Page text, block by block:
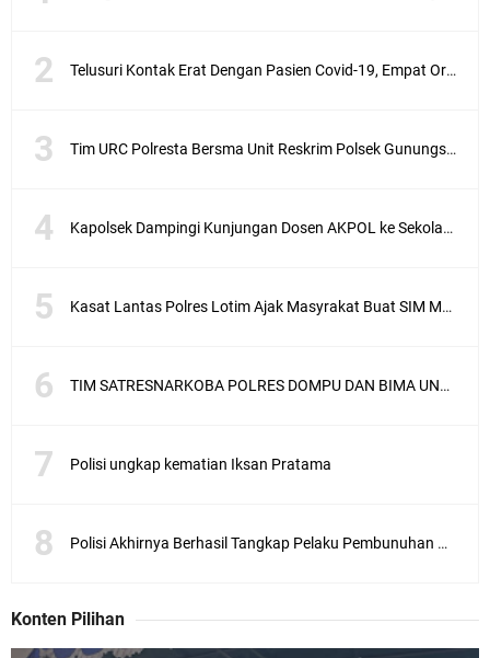
Telusuri Kontak Erat Dengan Pasien Covid-19, Empat Orang di Desa Kedaro Sekotong Dirapid
Tim URC Polresta Bersma Unit Reskrim Polsek Gunungsari Tangkap Pelaku Curanmor
Kapolsek Dampingi Kunjungan Dosen AKPOL ke Sekolah Rakyat Gunungsari
Kasat Lantas Polres Lotim Ajak Masyrakat Buat SIM Melalui SATPAS Bukan Calo
TIM SATRESNARKOBA POLRES DOMPU DAN BIMA UNGKAP KASUS NARKOBA VIA JASA PENGIRIMAN BARANG JNE
Polisi ungkap kematian Iksan Pratama
Polisi Akhirnya Berhasil Tangkap Pelaku Pembunuhan Mahasiswa Asal Sunbawa
Konten Pilihan